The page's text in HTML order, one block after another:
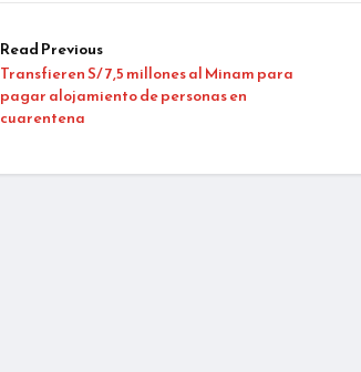
Read Previous
Transfieren S/ 7,5 millones al Minam para
pagar alojamiento de personas en
cuarentena